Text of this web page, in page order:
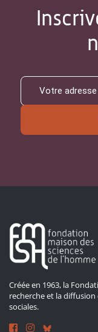
Créée en 1963, la
recherche et la diffusion
sociales.